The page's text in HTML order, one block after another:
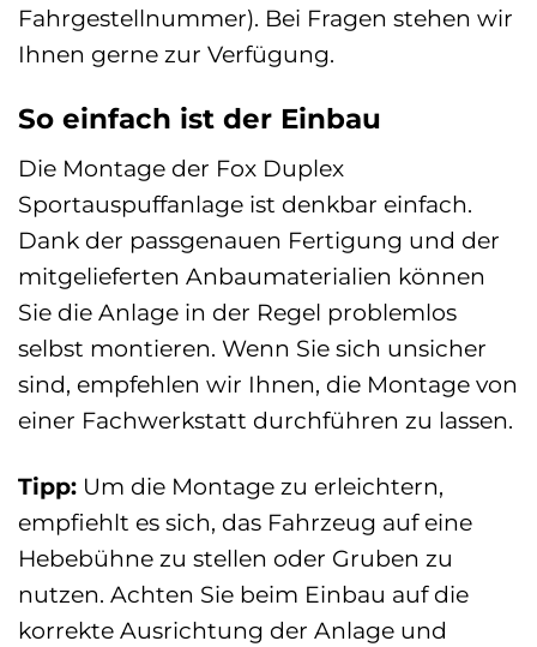
Fahrgestellnummer). Bei Fragen stehen wir
Ihnen gerne zur Verfügung.
So einfach ist der Einbau
Die Montage der Fox Duplex
Sportauspuffanlage ist denkbar einfach.
Dank der passgenauen Fertigung und der
mitgelieferten Anbaumaterialien können
Sie die Anlage in der Regel problemlos
selbst montieren. Wenn Sie sich unsicher
sind, empfehlen wir Ihnen, die Montage von
einer Fachwerkstatt durchführen zu lassen.
Tipp: Um die Montage zu erleichtern,
empfiehlt es sich, das Fahrzeug auf eine
Hebebühne zu stellen oder Gruben zu
nutzen. Achten Sie beim Einbau auf die
korrekte Ausrichtung der Anlage und